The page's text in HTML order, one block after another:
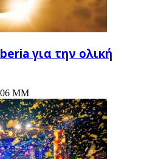
για την ολική
ΜΜ